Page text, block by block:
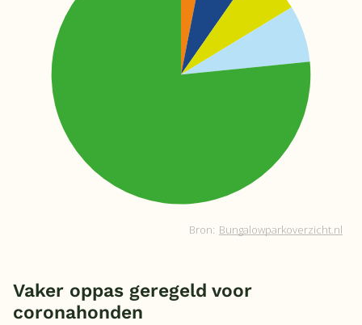
Vaker oppas geregeld voor
coronahonden